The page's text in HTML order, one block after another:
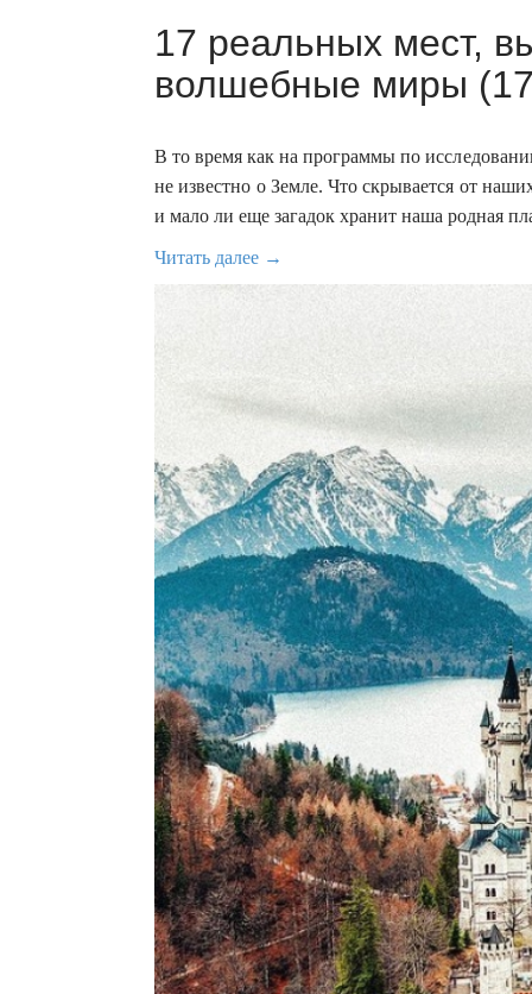
17 реальных мест,
волшебные миры
В то время как на программы по
не известно о Земле. Что скрывается от
и мало ли еще загадок хранит наша родная
Читать далее →